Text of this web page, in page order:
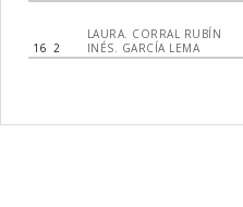
16 2
LAURA. CORRAL RUBÍN
INÉS. GARCÍA LEMA